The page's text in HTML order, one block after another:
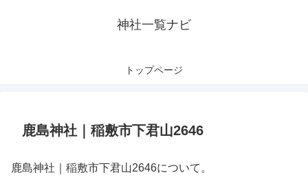
神社一覧ナビ
トップページ
鹿島神社｜稲敷市下君山2646
鹿島神社｜稲敷市下君山2646について。